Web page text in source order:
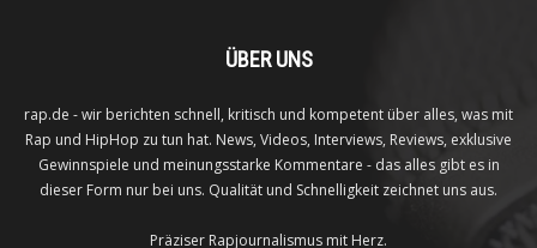
ÜBER UNS
rap.de - wir berichten schnell, kritisch und kompetent über alles, was mit
Rap und HipHop zu tun hat. News, Videos, Interviews, Reviews, exklusive
Gewinnspiele und meinungsstarke Kommentare - das alles gibt es in
dieser Form nur bei uns. Qualität und Schnelligkeit zeichnet uns aus.
Präziser Rapjournalismus mit Herz.